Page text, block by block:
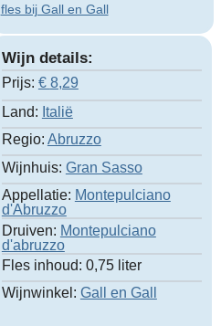
fles bij Gall en Gall
Wijn details:
Prijs: € 8,29
Land: Italië
Regio: Abruzzo
Wijnhuis: Gran Sasso
Appellatie: Montepulciano
d'Abruzzo
Druiven: Montepulciano
d'abruzzo
Fles inhoud: 0,75 liter
Wijnwinkel: Gall en Gall